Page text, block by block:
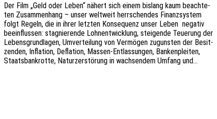
Der Film „Geld oder Leben“ nähert sich einem bislang kaum beach­te­
ten Zusam­men­hang – unser welt­weit herr­schen­des Finanz­sys­tem
folgt Regeln, die in ihrer letz­ten Konse­quenz unser Leben nega­tiv
beein­flus­sen: stagnie­ren­de Lohn­ent­wick­lung, stei­gen­de Teue­rung der
Lebens­grund­la­gen, Umver­tei­lung von Vermö­gen zuguns­ten der Besit­
zen­den, Infla­ti­on, Defla­ti­on, Massen-Entlas­­sun­­gen, Banken­plei­ten,
Staats­bank­rot­te, Natur­zer­stö­rung in wach­sen­dem Umfang und…